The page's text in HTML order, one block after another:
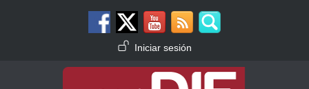
Menú de cuenta de usuario
Iniciar sesión